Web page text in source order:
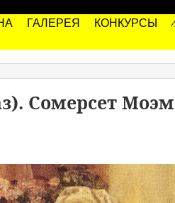
ГАЛЕРЕЯ КОНКУРСЫ
Сомерсет Моэм